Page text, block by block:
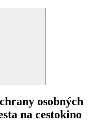
osobných
na cestokino